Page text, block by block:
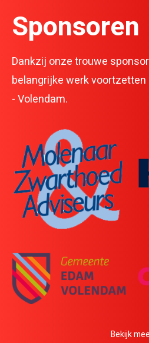
Agenda
Cursussen
Sponsoren
HartslagNU
Sponsoren
Dankzij onze trouwe
belangrijke werk
- Volendam.
Bekijk